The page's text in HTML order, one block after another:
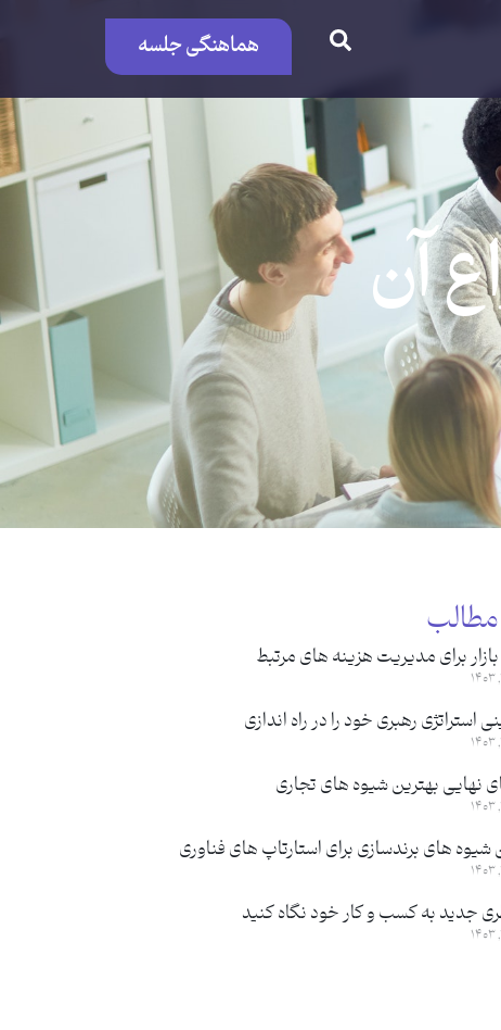
هماهنگی جلسه
آن
برای مدیریت هزینه های مرتبط
استراتژی رهبری خود را در راه اندازی
نهایی بهترین شیوه های تجاری
شیوه های برندسازی برای استارتاپ های فناوری
جدید به کسب و کار خود نگاه کنید